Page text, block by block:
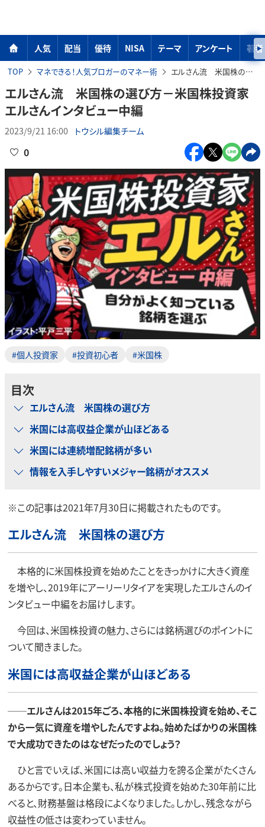
人気 配当 優待 NISA テーマ アンケート 著者
TOP マネできる！人気ブロガーのマネー術 エルさん流 米国株の選び方－米国株投資家エルさんインタビュー中編
エルさん流 米国株の選び方－米国株投資家
エルさんインタビュー中編
2023/9/21 16:00 トウシル編集チーム
0
#個人投資家 #投資初心者 #米国株
目次
エルさん流 米国株の選び方
米国には高収益企業が山ほどある
米国には連続増配銘柄が多い
情報を入手しやすいメジャー銘柄がオススメ
※この記事は2021年7月30日に掲載されたものです。
エルさん流 米国株の選び方
本格的に米国株投資を始めたことをきっかけに大きく資産
を増やし、2019年にアーリーリタイアを実現したエルさんのイ
ンタビュー中編をお届けします。
今回は、米国株投資の魅力、さらには銘柄選びのポイントに
ついて聞きました。
米国には高収益企業が山ほどある
──エルさんは2015年ごろ、本格的に米国株投資を始め、そこ
から一気に資産を増やしたんですよね。始めたばかりの米国株
で大成功できたのはなぜだったのでしょう？
ひと言でいえば、米国には高い収益力を誇る企業がたくさん
あるからです。日本企業も、私が株式投資を始めた30年前に比
べると、財務基盤は格段によくなりました。しかし、残念ながら
収益性の低さは変わっていません。